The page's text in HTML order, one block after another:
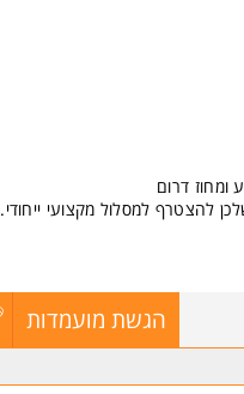
דרום
להצטרף למסלול מקצועי ייחודי.
דרום, המיועדת גם למטפלות
הגשת מועמדות